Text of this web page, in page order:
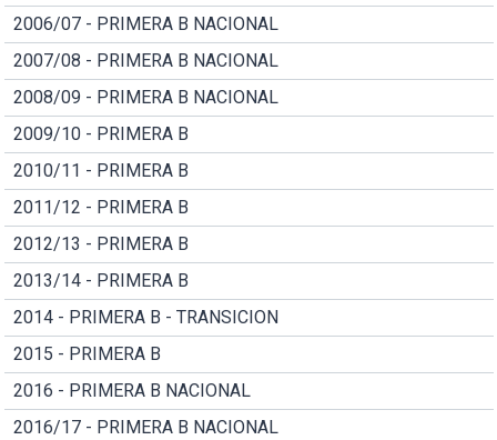
2006/07 - PRIMERA B NACIONAL
2007/08 - PRIMERA B NACIONAL
2008/09 - PRIMERA B NACIONAL
2009/10 - PRIMERA B
2010/11 - PRIMERA B
2011/12 - PRIMERA B
2012/13 - PRIMERA B
2013/14 - PRIMERA B
2014 - PRIMERA B - TRANSICION
2015 - PRIMERA B
2016 - PRIMERA B NACIONAL
2016/17 - PRIMERA B NACIONAL